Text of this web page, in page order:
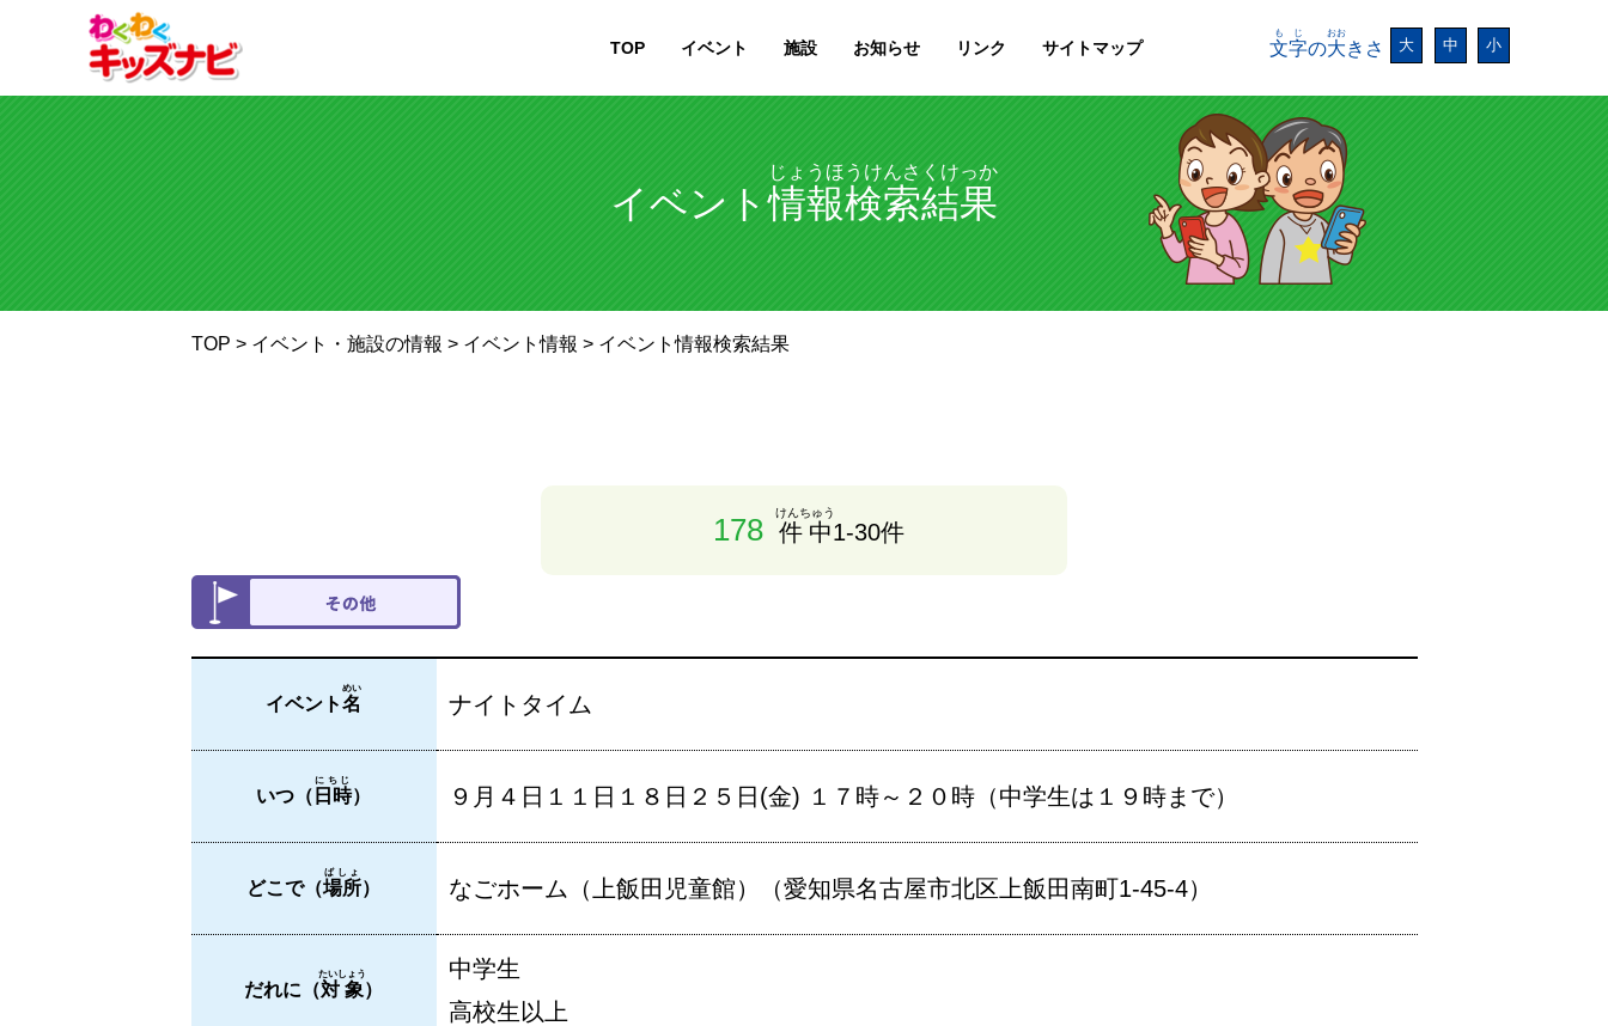
TOP イベント 施設 お知らせ リンク サイトマップ 文字
もじ
の大
おお
きさ 大 中 小
イベント情報検索結果
じょうほうけんさくけっか
TOP > イベント・施設の情報 > イベント情報 > イベント情報検索結果
178 件中
けんちゅう
1-30件
イベント名
めい
ナイトタイム
いつ（ 日時
にちじ
） ９月４日１１日１８日２５日(金) １７時～２０時（中学生は１９時まで）
どこで（場所
ばしょ
） なごホーム（上飯田児童館）（愛知県名古屋市北区上飯田南町1-45-4）
だれに（対象
たいしょう
）
中学生
高校生以上